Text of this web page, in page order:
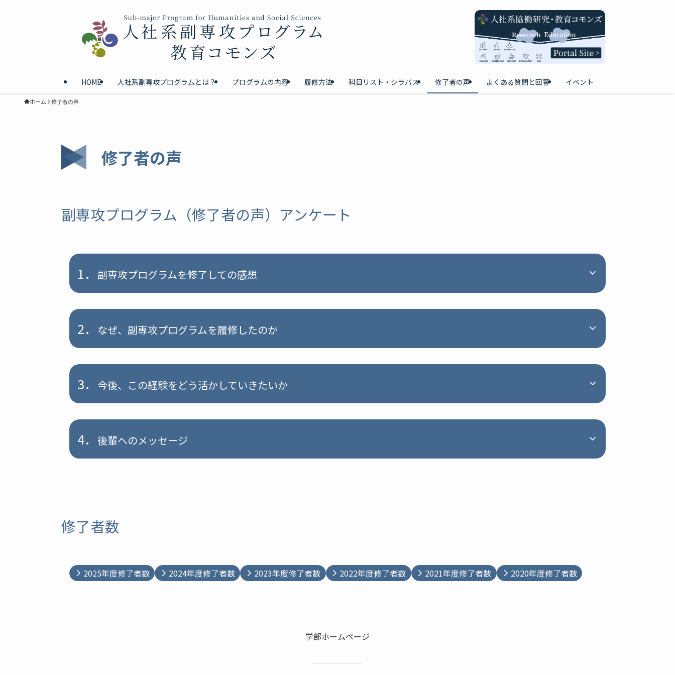
HOME 人社系副専攻プログラムとは？ プログラムの内容 履修方法 科目リスト・シラバス 修了者の声 よくある質問と回答 イベント
ホーム 修了者の声
修了者の声
副専攻プログラム（修了者の声）アンケート
1． 副専攻プログラムを修了しての感想
2． なぜ、副専攻プログラムを履修したのか
3． 今後、この経験をどう活かしていきたいか
4． 後輩へのメッセージ
修了者数
2025年度修了者数 2024年度修了者数 2023年度修了者数 2022年度修了者数 2021年度修了者数 2020年度修了者数
学部ホームページ